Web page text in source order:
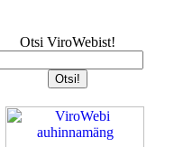
Otsi ViroWebist!